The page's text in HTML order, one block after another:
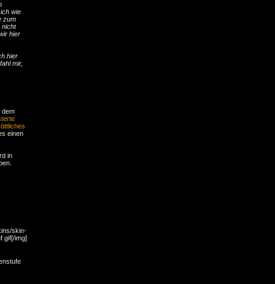
wie
zum
nicht
hier
hier
mir,
einen
in
skin-
img]